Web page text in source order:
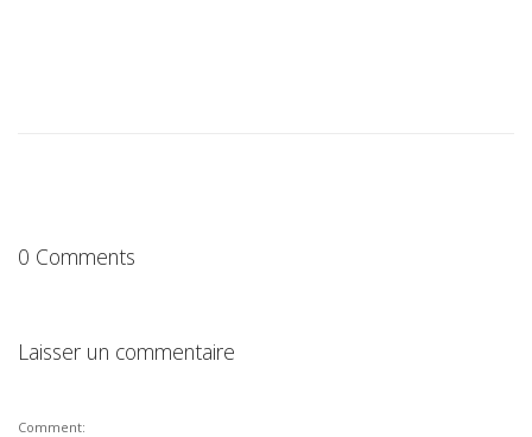
0 Comments
Laisser un commentaire
Comment: